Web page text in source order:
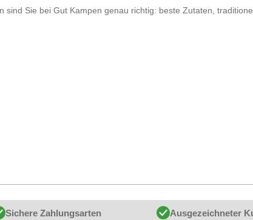
Sie bei Gut Kampen genau richtig: beste Zutaten,
Sichere Zahlungsarten Ausgezeichneter